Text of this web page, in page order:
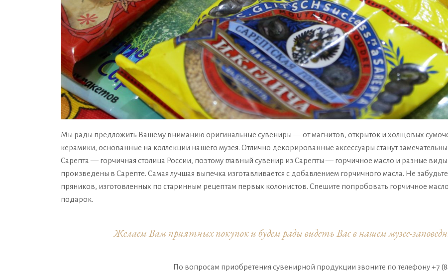
Мы рады предложить Вашему вниманию оригинальные сувениры — от магнитов, открыток и холщовых
керамики, основанные на коллекции нашего музея. Отлично декорированные аксессуары станут
Сарепта — горчичная столица России, поэтому главный сувенир из Сарепты — горчичное масло и разные
произведены в Сарепте. Самая лучшая выпечка изготавливается с добавлением горчичного масла. Не
пряников, изготовленных по старинным рецептам первых колонистов. Спешите попробовать горчичное
подарок.
Желаем Вам приятных покупок и будем рады видеть Вас в нашем музее-
По вопросам приобретения сувенирной продукции звоните по телефону +7